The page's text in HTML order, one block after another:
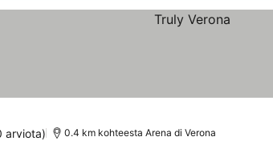
arviota) 0.4 km kohteesta Arena di Verona